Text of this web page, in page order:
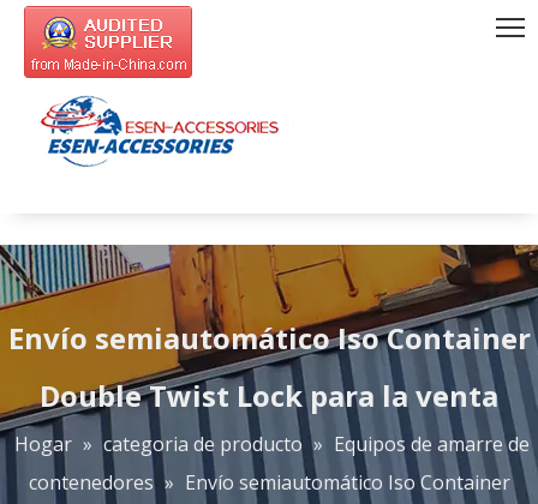
Envío semiautomático Iso Container
Double Twist Lock para la venta
Hogar » categoria de producto » Equipos de amarre de
contenedores » Envío semiautomático Iso Container